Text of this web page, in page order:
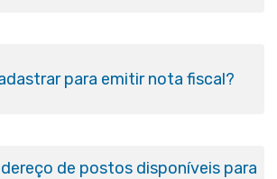
para emitir nota fiscal?
de postos disponíveis para